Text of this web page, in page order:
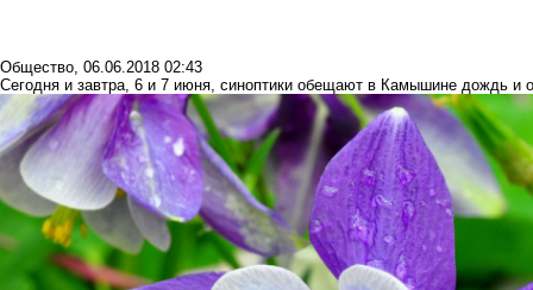
Общество, 06.06.2018 02:43
Сегодня и завтра, 6 и 7 июня, синоптики обещают в Камышине дождь и